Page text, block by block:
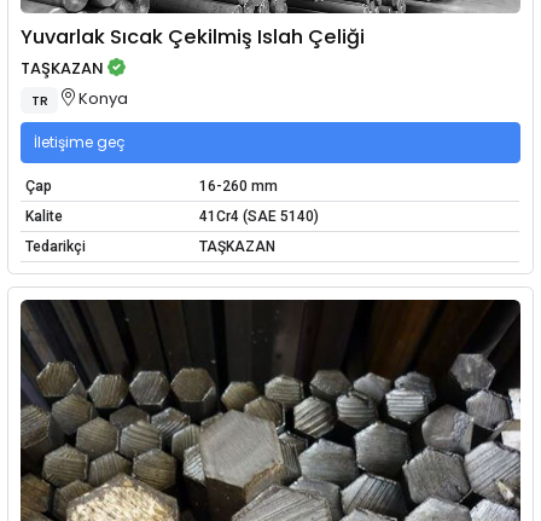
Yuvarlak Sıcak Çekilmiş Islah Çeliği
TAŞKAZAN
TR Konya
İletişime geç
Çap
16-260 mm
Kalite
41Cr4 (SAE 5140)
Tedarikçi
TAŞKAZAN